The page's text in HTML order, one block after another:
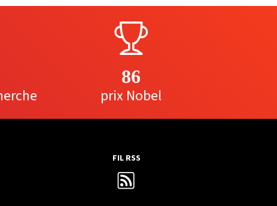
86
prix Nobel
FIL RSS